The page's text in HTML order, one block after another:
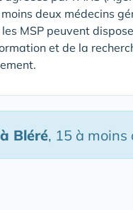
deux médecins
MSP peuvent
et de la
à Bléré, 15 à moins